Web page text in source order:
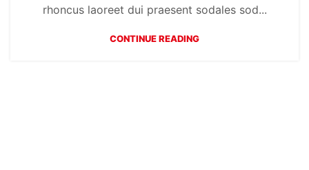
rhoncus laoreet dui praesent sodales sod...
CONTINUE READING